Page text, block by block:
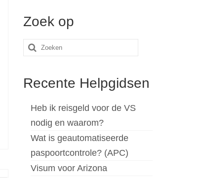
Zoek op
Zoeken
Recente Helpgidsen
Heb ik reisgeld voor de VS
nodig en waarom?
Wat is geautomatiseerde
paspoortcontrole? (APC)
Visum voor Arizona